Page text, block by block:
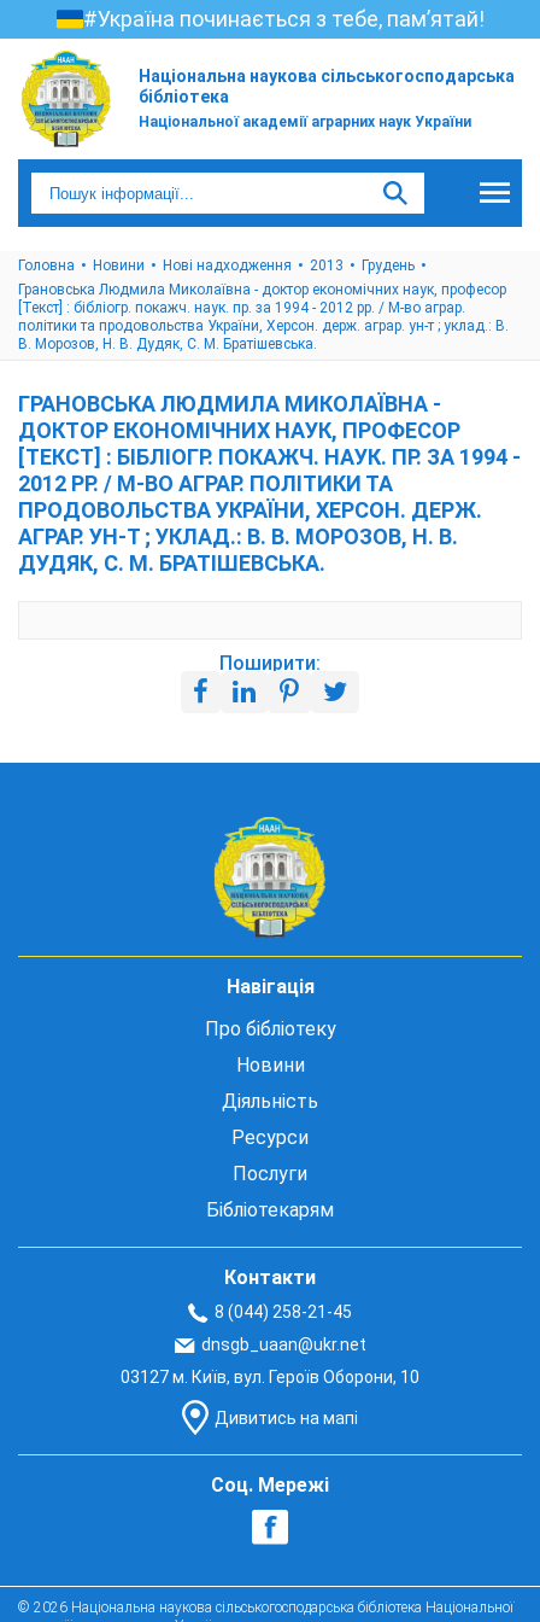
#Україна починається з тебе, пам’ятай!
Національна наукова сільськогосподарська
бібліотека
Національної академії аграрних наук України
Головна Новини Нові надходження 2013
Грудень
Грановська Людмила Миколаївна - доктор економічних наук, професор
[Текст] : бібліогр. покажч. наук. пр. за 1994 - 2012 рр. / М-во аграр.
політики та продовольства України, Херсон. держ. аграр. ун-т ; уклад.: В.
В. Морозов, Н. В. Дудяк, С. М. Братішевська.
ГРАНОВСЬКА ЛЮДМИЛА МИКОЛАЇВНА -
ДОКТОР ЕКОНОМІЧНИХ НАУК, ПРОФЕСОР
[ТЕКСТ] : БІБЛІОГР. ПОКАЖЧ. НАУК. ПР. ЗА 1994 -
2012 РР. / М-ВО АГРАР. ПОЛІТИКИ ТА
ПРОДОВОЛЬСТВА УКРАЇНИ, ХЕРСОН. ДЕРЖ.
АГРАР. УН-Т ; УКЛАД.: В. В. МОРОЗОВ, Н. В.
ДУДЯК, С. М. БРАТІШЕВСЬКА.
Поширити:
Навігація
Про бібліотеку
Новини
Діяльність
Ресурси
Послуги
Бібліотекарям
Контакти
8 (044) 258-21-45
dnsgb_uaan@ukr.net
03127 м. Київ, вул. Героїв Оборони, 10
Дивитись на мапі
Соц. Мережі
© 2026 Національна наукова сільськогосподарська бібліотека Національної